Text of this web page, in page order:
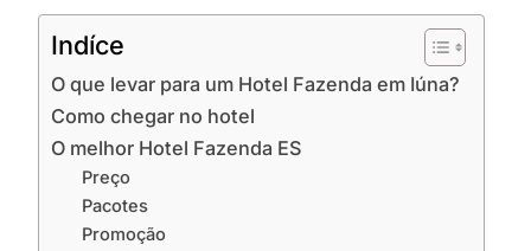
Indíce
O que levar para um Hotel Fazenda em Iúna?
Como chegar no hotel
O melhor Hotel Fazenda ES
Preço
Pacotes
Promoção